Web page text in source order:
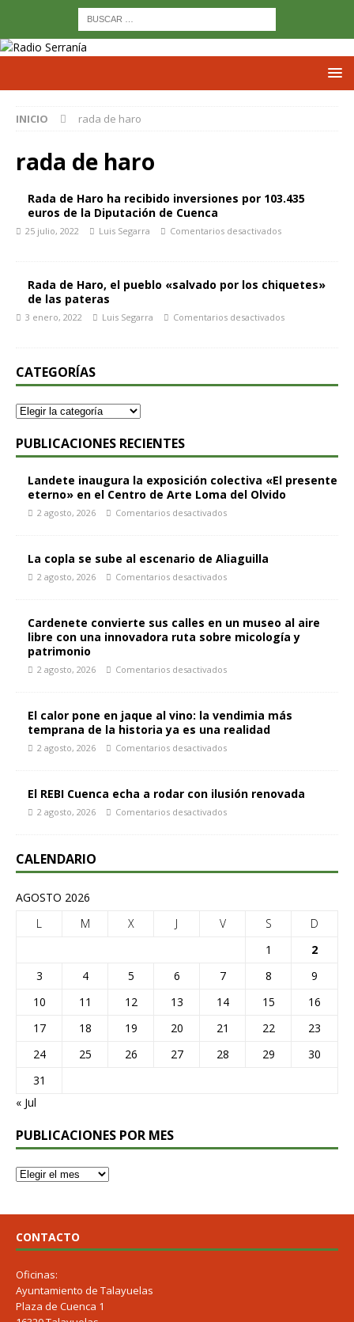
INICIO rada de haro
rada de haro
Rada de Haro ha recibido inversiones por 103.435
euros de la Diputación de Cuenca
25 julio, 2022 Luis Segarra Comentarios desactivados
Rada de Haro, el pueblo «salvado por los chiquetes»
de las pateras
3 enero, 2022 Luis Segarra Comentarios desactivados
CATEGORÍAS
PUBLICACIONES RECIENTES
Landete inaugura la exposición colectiva «El presente
eterno» en el Centro de Arte Loma del Olvido
2 agosto, 2026 Comentarios desactivados
La copla se sube al escenario de Aliaguilla
2 agosto, 2026 Comentarios desactivados
Cardenete convierte sus calles en un museo al aire
libre con una innovadora ruta sobre micología y
patrimonio
2 agosto, 2026 Comentarios desactivados
El calor pone en jaque al vino: la vendimia más
temprana de la historia ya es una realidad
2 agosto, 2026 Comentarios desactivados
El REBI Cuenca echa a rodar con ilusión renovada
2 agosto, 2026 Comentarios desactivados
CALENDARIO
AGOSTO 2026
L
M X J V S
D
1
2
3
4 5 6 7 8
9
10
11 12 13 14 15
16
17
18 19 20 21 22
23
24
25 26 27 28 29
30
31
« Jul
PUBLICACIONES POR MES
CONTACTO
Oficinas:
Ayuntamiento de Talayuelas
Plaza de Cuenca 1